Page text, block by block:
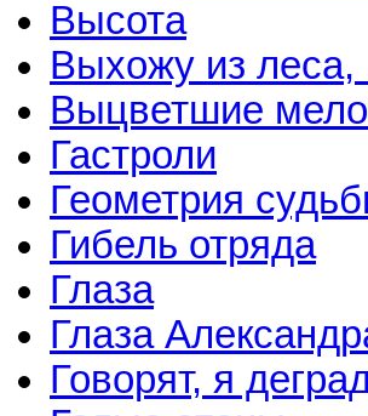
Высота
Выхожу из леса,
Выцветшие
Гастроли
Геометрия
Гибель отряда
Глаза
Глаза
Говорят, я